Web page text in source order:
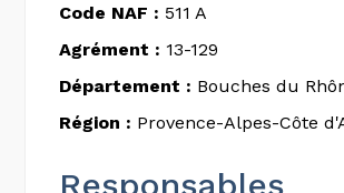
Code NAF : 511 A
Agrément : 13-129
Département : Bouches du
Région : Provence-Alpes-Côte
Responsables